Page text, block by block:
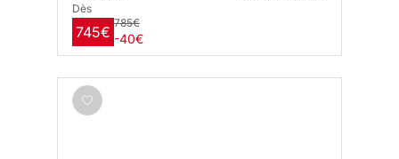
Dès
745€
785€
-40€